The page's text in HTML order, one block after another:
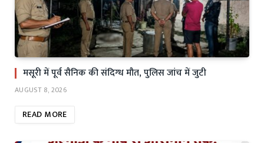
मसूरी में पूर्व सैनिक की संदिग्ध मौत, पुलिस जांच में जुटी
AUGUST 8, 2026
READ MORE